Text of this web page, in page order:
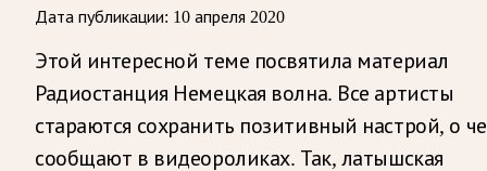
Дата публикации: 10 апреля 2020
Этой интересной теме посвятила материал
Радиостанция Немецкая волна. Все артисты
стараются сохранить позитивный настрой, о
сообщают в видеороликах. Так, латышская